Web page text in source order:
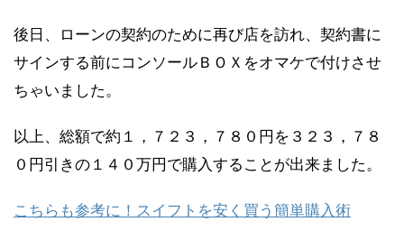
後日、ローンの契約のために再び店を訪れ、契約書に
サインする前にコンソールＢＯＸをオマケで付けさせ
ちゃいました。
以上、総額で約１，７２３，７８０円を３２３，７８
０円引きの１４０万円で購入することが出来ました。
こちらも参考に！スイフトを安く買う簡単購入術